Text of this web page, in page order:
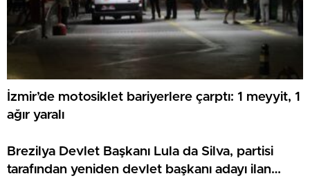
İzmir’de motosiklet bariyerlere çarptı: 1 meyyit, 1
ağır yaralı
Brezilya Devlet Başkanı Lula da Silva, partisi
tarafından yeniden devlet başkanı adayı ilan